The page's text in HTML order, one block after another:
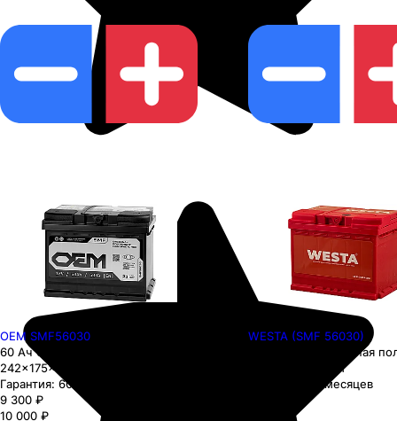
OEM SMF56030
60 Ач 600 А Обратная полярность
242×175×190 мм
Гарантия: 60 месяцев
9 300 ₽
10 000 ₽
WESTA (SMF 56030)
60 Ач 600 А Обратная
242×175×190 мм
48 месяцев